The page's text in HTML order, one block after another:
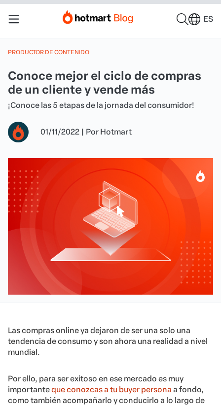
ES
PRODUCTOR DE CONTENIDO
Conoce mejor el ciclo de compras
de un cliente y vende más
¡Conoce las 5 etapas de la jornada del consumidor!
01/11/2022 | Por Hotmart
Las compras online ya dejaron de ser una solo una
tendencia de consumo y son ahora una realidad a nivel
mundial.
Por ello, para ser exitoso en ese mercado es muy
importanteque conozcas a tu buyer persona a fondo,
como también acompañarlo y conducirlo a lo largo de